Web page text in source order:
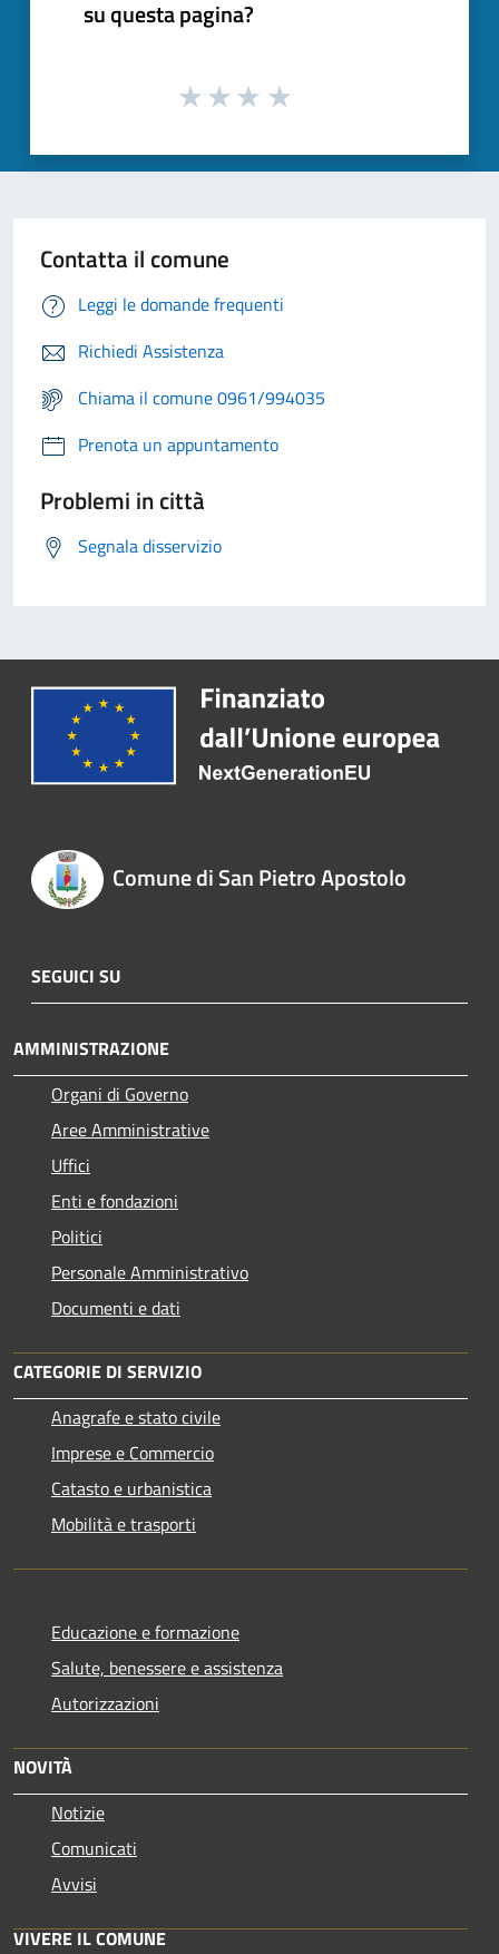
su questa pagina?
Contatta il comune
Leggi le domande frequenti
Richiedi Assistenza
Chiama il comune 0961/994035
Prenota un appuntamento
Problemi in città
Segnala disservizio
Comune di San Pietro Apostolo
SEGUICI SU
AMMINISTRAZIONE
Organi di Governo
Aree Amministrative
Uffici
Enti e fondazioni
Politici
Personale Amministrativo
Documenti e dati
CATEGORIE DI SERVIZIO
Anagrafe e stato civile
Imprese e Commercio
Catasto e urbanistica
Mobilità e trasporti
Educazione e formazione
Salute, benessere e assistenza
Autorizzazioni
NOVITÀ
Notizie
Comunicati
Avvisi
VIVERE IL COMUNE